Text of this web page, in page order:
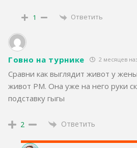
1 Ответить
Говно на турнике 2 месяцев
Сравни как выглядит живот у
живот РМ. Она уже на него руки
подставку гыгы
2 Ответить